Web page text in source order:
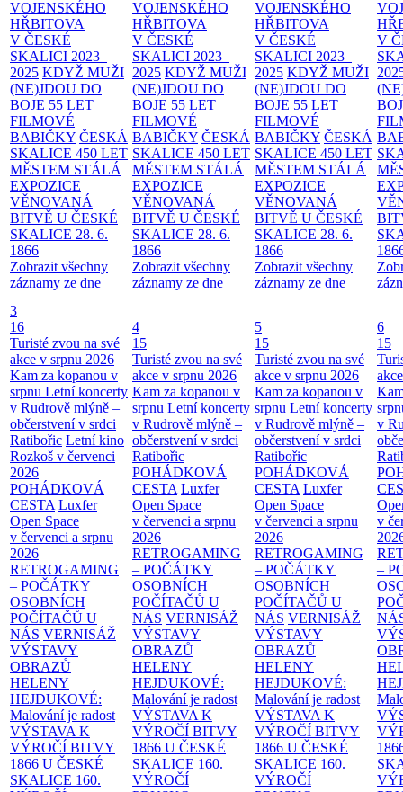
VOJENSKÉHO
HŘBITOVA
V ČESKÉ
SKALICI 2023–
2025 KDYŽ MUŽI
(NE)JDOU DO
BOJE 55 LET
FILMOVÉ
BABIČKY ČESKÁ
SKALICE 450 LET
MĚSTEM STÁLÁ
EXPOZICE
VĚNOVANÁ
BITVĚ U ČESKÉ
SKALICE 28. 6.
1866
Zobrazit všechny
záznamy ze dne
VOJENSKÉHO
HŘBITOVA
V ČESKÉ
SKALICI 2023–
2025 KDYŽ MUŽI
(NE)JDOU DO
BOJE 55 LET
FILMOVÉ
BABIČKY ČESKÁ
SKALICE 450 LET
MĚSTEM STÁLÁ
EXPOZICE
VĚNOVANÁ
BITVĚ U ČESKÉ
SKALICE 28. 6.
1866
Zobrazit všechny
záznamy ze dne
VOJENSKÉHO
HŘBITOVA
V ČESKÉ
SKALICI 2023–
2025 KDYŽ MUŽI
(NE)JDOU DO
BOJE 55 LET
FILMOVÉ
BABIČKY ČESKÁ
SKALICE 450 LET
MĚSTEM STÁLÁ
EXPOZICE
VĚNOVANÁ
BITVĚ U ČESKÉ
SKALICE 28. 6.
1866
Zobrazit všechny
záznamy ze dne
V
3
16
Turisté zvou na své
akce v srpnu 2026
Kam za kopanou v
srpnu Letní koncerty
v Rudrově mlýně –
občerstvení v srdci
Ratibořic Letní kino
Rozkoš v červenci
2026
POHÁDKOVÁ
CESTA Luxfer
Open Space
v červenci a srpnu
2026
RETROGAMING
– POČÁTKY
OSOBNÍCH
POČÍTAČŮ U
NÁS VERNISÁŽ
VÝSTAVY
OBRAZŮ
HELENY
HEJDUKOVÉ:
Malování je radost
VÝSTAVA K
VÝROČÍ BITVY
1866 U ČESKÉ
SKALICE 160.
4
15
Turisté zvou na své
akce v srpnu 2026
Kam za kopanou v
srpnu Letní koncerty
v Rudrově mlýně –
občerstvení v srdci
Ratibořic
POHÁDKOVÁ
CESTA Luxfer
Open Space
v červenci a srpnu
2026
RETROGAMING
– POČÁTKY
OSOBNÍCH
POČÍTAČŮ U
NÁS VERNISÁŽ
VÝSTAVY
OBRAZŮ
HELENY
HEJDUKOVÉ:
Malování je radost
VÝSTAVA K
VÝROČÍ BITVY
1866 U ČESKÉ
SKALICE 160.
VÝROČÍ
5
15
Turisté zvou na své
akce v srpnu 2026
Kam za kopanou v
srpnu Letní koncerty
v Rudrově mlýně –
občerstvení v srdci
Ratibořic
POHÁDKOVÁ
CESTA Luxfer
Open Space
v červenci a srpnu
2026
RETROGAMING
– POČÁTKY
OSOBNÍCH
POČÍTAČŮ U
NÁS VERNISÁŽ
VÝSTAVY
OBRAZŮ
HELENY
HEJDUKOVÉ:
Malování je radost
VÝSTAVA K
VÝROČÍ BITVY
1866 U ČESKÉ
SKALICE 160.
VÝROČÍ
6
15
v
v
–